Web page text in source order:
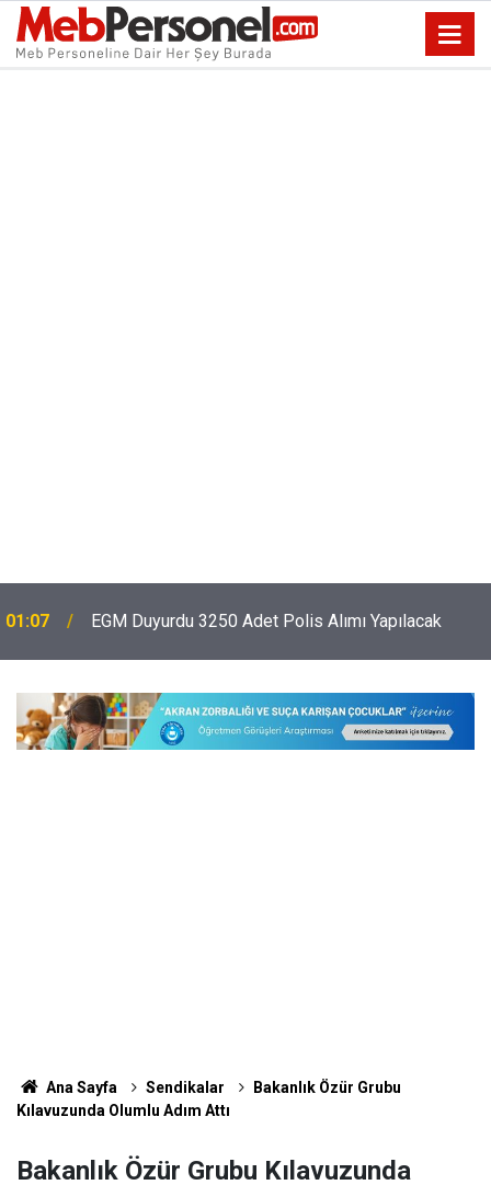
01:07 EGM Duyurdu 3250 Adet Polis Alımı Yapılacak
Ana Sayfa Sendikalar
Bakanlık Özür Grubu
Kılavuzunda Olumlu Adım Attı
Bakanlık Özür Grubu Kılavuzunda